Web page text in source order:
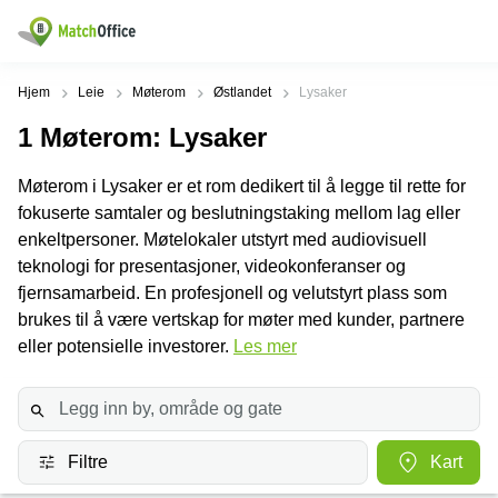
Leie/utleie
Produktsider
Kontor
Kontorfellesskap
Kontorhoteller
kontor
Møterom
Populære
Næringslokaler
til leie Oslo
Kontorhotell
Oslo
Coworking
Oslo
Leie
kontor
Leie
møterom
Populære
Innspurten
11 Oslo
Hoffsveien
1 Oslo
Henrik
Ibsens
90
Oslo
Nedre
Slottsgate
4m Oslo
Hjelp
Om oss
Opprett annonse
Pris
Hjem Leie Møterom Østlandet Lysaker
1 Møterom: Lysaker
Møterom i Lysaker er et rom dedikert til å legge til rette for
fokuserte samtaler og beslutningstaking mellom lag eller
enkeltpersoner. Møtelokaler utstyrt med audiovisuell
teknologi for presentasjoner, videokonferanser og
fjernsamarbeid. En profesjonell og velutstyrt plass som
brukes til å være vertskap for møter med kunder, partnere
eller potensielle investorer. Les mer
Filtre Kart